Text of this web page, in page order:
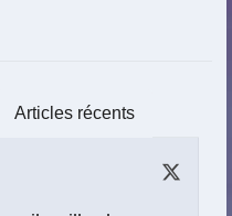
Articles récents